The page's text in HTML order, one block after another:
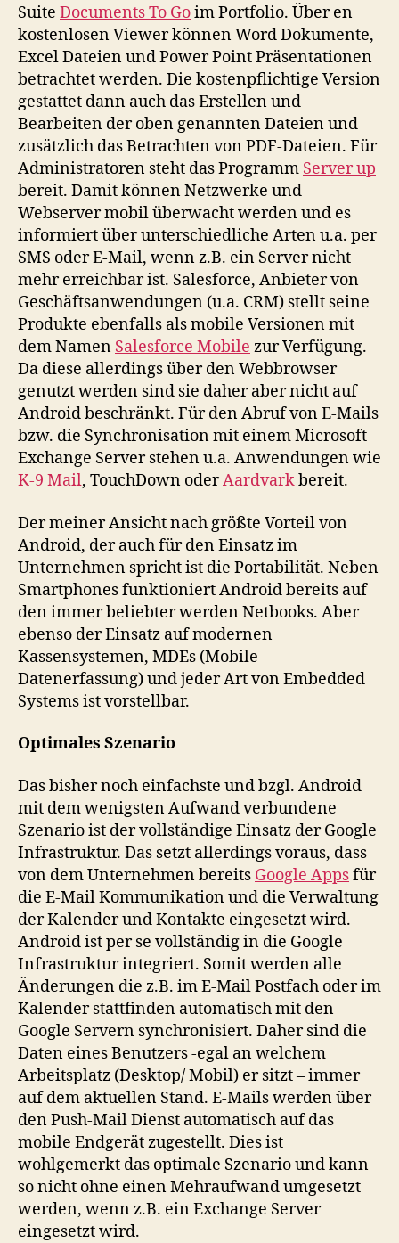
Suite Documents To Goim Portfolio. Über en
kostenlosen Viewer können Word Dokumente,
Excel Dateien und Power Point Präsentationen
betrachtet werden. Die kostenpflichtige Version
gestattet dann auch das Erstellen und
Bearbeiten der oben genannten Dateien und
zusätzlich das Betrachten von PDF-Dateien. Für
Administratoren steht das Programm Server up
bereit. Damit können Netzwerke und
Webserver mobil überwacht werden und es
informiert über unterschiedliche Arten u.a. per
SMS oder E-Mail, wenn z.B. ein Server nicht
mehr erreichbar ist. Salesforce, Anbieter von
Geschäftsanwendungen (u.a. CRM) stellt seine
Produkte ebenfalls als mobile Versionen mit
dem Namen Salesforce Mobile zur Verfügung.
Da diese allerdings über den Webbrowser
genutzt werden sind sie daher aber nicht auf
Android beschränkt. Für den Abruf von E-Mails
bzw. die Synchronisation mit einem Microsoft
Exchange Server stehen u.a. Anwendungen wie
K-9 Mail, TouchDown oderAardvarkbereit.
Der meiner Ansicht nach größte Vorteil von
Android, der auch für den Einsatz im
Unternehmen spricht ist die Portabilität. Neben
Smartphones funktioniert Android bereits auf
den immer beliebter werden Netbooks. Aber
ebenso der Einsatz auf modernen
Kassensystemen, MDEs (Mobile
Datenerfassung) und jeder Art von Embedded
Systems ist vorstellbar.
Optimales Szenario
Das bisher noch einfachste und bzgl. Android
mit dem wenigsten Aufwand verbundene
Szenario ist der vollständige Einsatz der Google
Infrastruktur. Das setzt allerdings voraus, dass
von dem Unternehmen bereits Google Appsfür
die E-Mail Kommunikation und die Verwaltung
der Kalender und Kontakte eingesetzt wird.
Android ist per se vollständig in die Google
Infrastruktur integriert. Somit werden alle
Änderungen die z.B. im E-Mail Postfach oder im
Kalender stattfinden automatisch mit den
Google Servern synchronisiert. Daher sind die
Daten eines Benutzers -egal an welchem
Arbeitsplatz (Desktop/ Mobil) er sitzt – immer
auf dem aktuellen Stand. E-Mails werden über
den Push-Mail Dienst automatisch auf das
mobile Endgerät zugestellt. Dies ist
wohlgemerkt das optimale Szenario und kann
so nicht ohne einen Mehraufwand umgesetzt
werden, wenn z.B. ein Exchange Server
eingesetzt wird.